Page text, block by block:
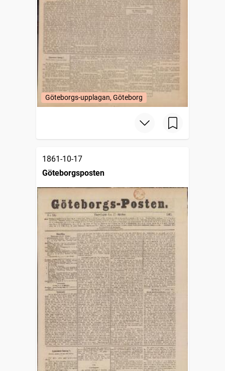
Göteborgs-upplagan, Göteborg
1861-10-17
Göteborgsposten